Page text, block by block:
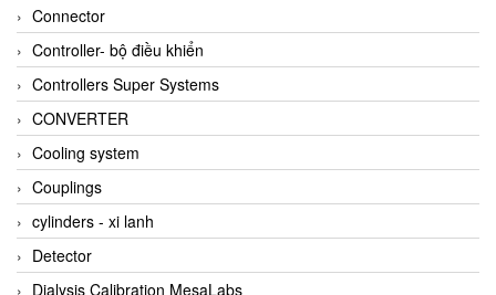
ALA OFFICINE SPA
Albrecht-Automatik Viet Nam
Allen Bradley Vietnam
Alpha Moisture Vietnam
Alpha-Achem Vietnam
Alphino
ALRE-IT Vietnam
Altech
Amarillo Gear
Connector
Controller- bộ điều khiển
Controllers Super Systems
CONVERTER
Cooling system
Couplings
cylinders - xi lanh
Detector
Dialysis Calibration MesaLabs